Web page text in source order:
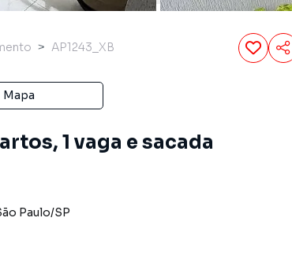
AP1243_XB
Mapa
1 vaga e sacada
Paulo/SP